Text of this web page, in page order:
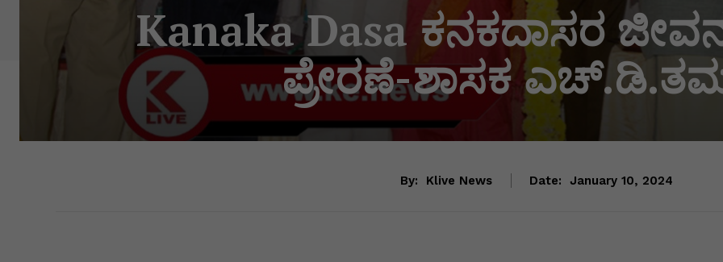
Kanaka Dasa ಕನಕದಾಸರ
ಪ್ರೇರಣೆ-ಶಾಸಕ
By: Klive News Date: January 10, 2024